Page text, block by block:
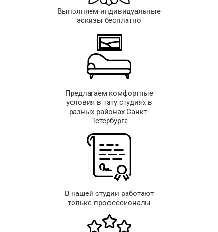
Выполняем индивидуальные
эскизы бесплатно
Предлагаем комфортные
условия в тату студиях в
разных районах Санкт-
Петербурга
В нашей студии работают
только профессионалы